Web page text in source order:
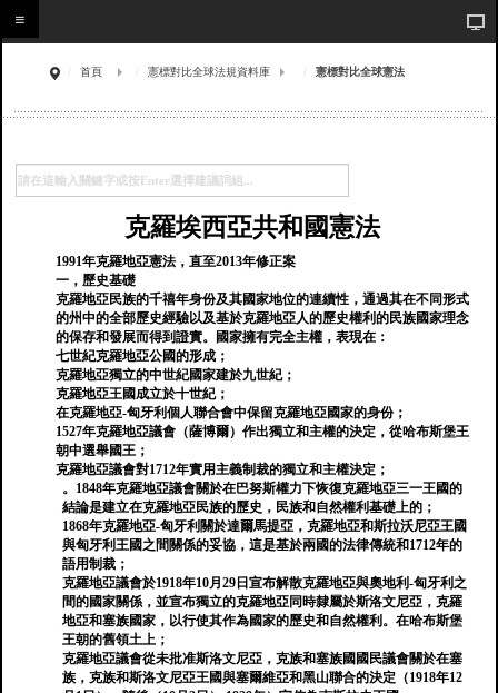
首頁 憲標對比全球法規資料庫 憲標對比全球憲法
克羅埃西亞共和國憲法
1991年克羅地亞憲法，直至2013年修正案
一，歷史基礎
克羅地亞民族的千禧年身份及其國家地位的連續性，通過其在不同形式
的州中的全部歷史經驗以及基於克羅地亞人的歷史權利的民族國家理念
的保存和發展而得到證實。國家擁有完全主權，表現在：
七世紀克羅地亞公國的形成；
克羅地亞獨立的中世紀國家建於九世紀；
克羅地亞王國成立於十世紀；
在克羅地亞-匈牙利個人聯合會中保留克羅地亞國家的身份；
1527年克羅地亞議會（薩博爾）作出獨立和主權的決定，從哈布斯堡王
朝中選舉國王；
克羅地亞議會對1712年實用主義制裁的獨立和主權決定；
。1848年克羅地亞議會關於在巴努斯權力下恢復克羅地亞三一王國的
結論是建立在克羅地亞民族的歷史，民族和自然權利基礎上的；
1868年克羅地亞-匈牙利關於達爾馬提亞，克羅地亞和斯拉沃尼亞王國
與匈牙利王國之間關係的妥協，這是基於兩國的法律傳統和1712年的
語用制裁；
克羅地亞議會於1918年10月29日宣布解散克羅地亞與奧地利-匈牙利之
間的國家關係，並宣布獨立的克羅地亞同時隸屬於斯洛文尼亞，克羅
地亞和塞族國家，以行使其作為國家的歷史和自然權利。在哈布斯堡
王朝的舊領土上；
克羅地亞議會從未批准斯洛文尼亞，克族和塞族國國民議會關於在塞
族，克族和斯洛文尼亞王國與塞爾維亞和黑山聯合的決定（1918年12